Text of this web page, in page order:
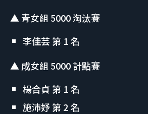
▲ 青女組 5000 淘汰賽
李佳芸 第 1 名
▲ 成女組 5000 計點賽
楊合貞 第 1 名
施沛妤 第 2 名